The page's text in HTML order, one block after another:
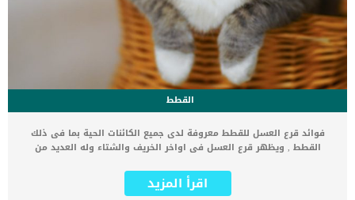
القطط
فوائد قرع العسل للقطط معروفة لدى جميع الكائنات الحية بما فى ذلك
القطط , ويظهر قرع العسل فى اواخر الخريف والشتاء وله العديد من
سوف نتناول فوائد قرع العسل للقطط وطرق طهيه المفضلة لديهم. اقرأ
ايضا: زيت جوز الهند للقطط – 5 فوائد مذهلة فوائد قرع العسل للقطط
اقرأ المزيد